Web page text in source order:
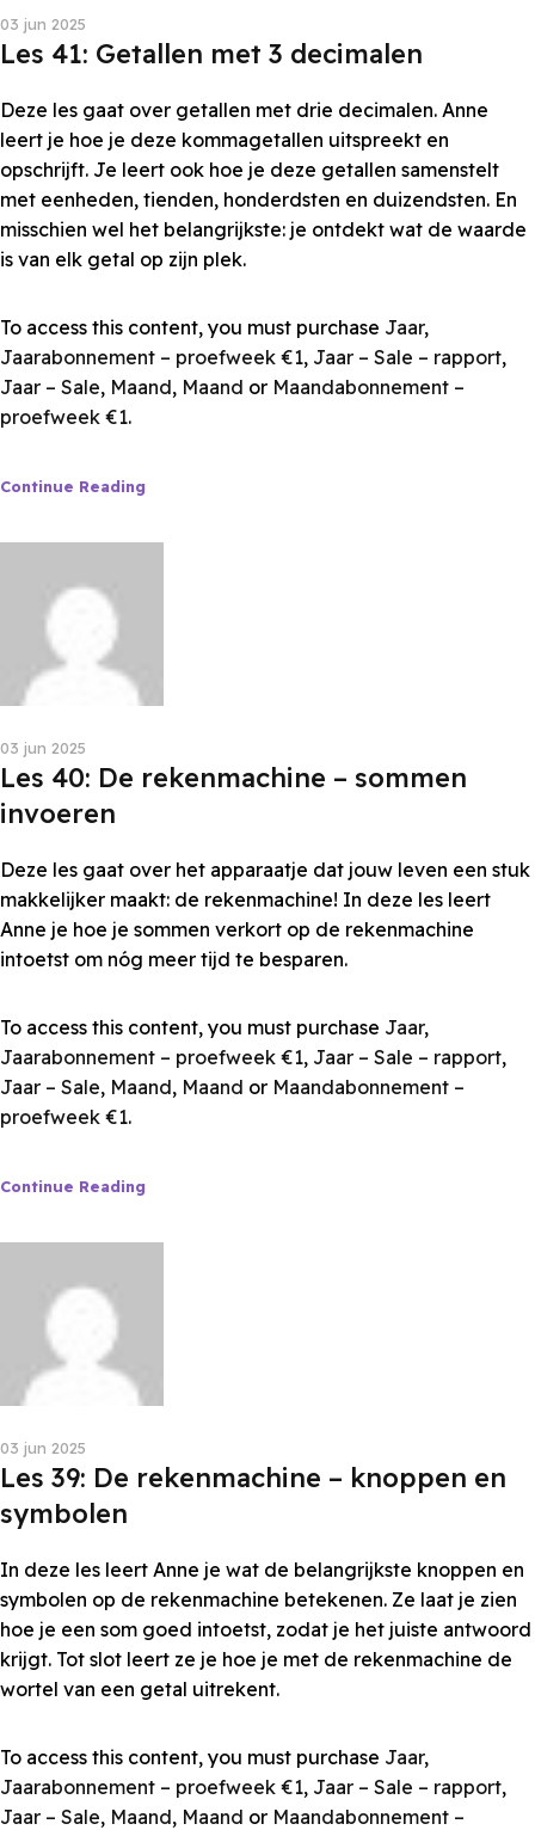
03 jun 2025
Les 41: Getallen met 3 decimalen
Deze les gaat over getallen met drie decimalen. Anne
leert je hoe je deze kommagetallen uitspreekt en
opschrijft. Je leert ook hoe je deze getallen samenstelt
met eenheden, tienden, honderdsten en duizendsten. En
misschien wel het belangrijkste: je ontdekt wat de waarde
is van elk getal op zijn plek.
To access this content, you must purchase Jaar,
Jaarabonnement – proefweek €1, Jaar – Sale – rapport,
Jaar – Sale, Maand, Maand or Maandabonnement –
proefweek €1.
Continue Reading
03 jun 2025
Les 40: De rekenmachine – sommen
invoeren
Deze les gaat over het apparaatje dat jouw leven een stuk
makkelijker maakt: de rekenmachine! In deze les leert
Anne je hoe je sommen verkort op de rekenmachine
intoetst om nóg meer tijd te besparen.
To access this content, you must purchase Jaar,
Jaarabonnement – proefweek €1, Jaar – Sale – rapport,
Jaar – Sale, Maand, Maand or Maandabonnement –
proefweek €1.
Continue Reading
03 jun 2025
Les 39: De rekenmachine – knoppen en
symbolen
In deze les leert Anne je wat de belangrijkste knoppen en
symbolen op de rekenmachine betekenen. Ze laat je zien
hoe je een som goed intoetst, zodat je het juiste antwoord
krijgt. Tot slot leert ze je hoe je met de rekenmachine de
wortel van een getal uitrekent.
To access this content, you must purchase Jaar,
Jaarabonnement – proefweek €1, Jaar – Sale – rapport,
Jaar – Sale, Maand, Maand or Maandabonnement –